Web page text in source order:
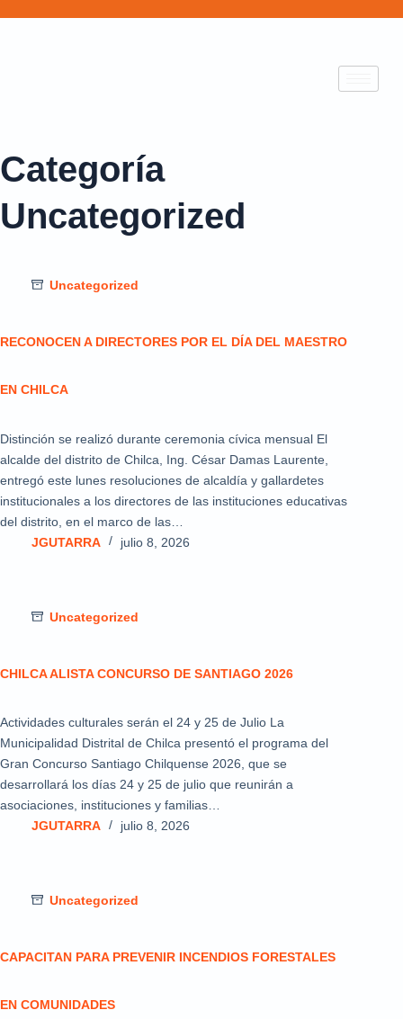
Categoría
Uncategorized
Uncategorized
RECONOCEN A DIRECTORES POR EL DÍA DEL MAESTRO
EN CHILCA
Distinción se realizó durante ceremonia cívica mensual El
alcalde del distrito de Chilca, Ing. César Damas Laurente,
entregó este lunes resoluciones de alcaldía y gallardetes
institucionales a los directores de las instituciones educativas
del distrito, en el marco de las…
JGUTARRA
julio 8, 2026
Uncategorized
CHILCA ALISTA CONCURSO DE SANTIAGO 2026
Actividades culturales serán el 24 y 25 de Julio La
Municipalidad Distrital de Chilca presentó el programa del
Gran Concurso Santiago Chilquense 2026, que se
desarrollará los días 24 y 25 de julio que reunirán a
asociaciones, instituciones y familias…
JGUTARRA
julio 8, 2026
Uncategorized
CAPACITAN PARA PREVENIR INCENDIOS FORESTALES
EN COMUNIDADES